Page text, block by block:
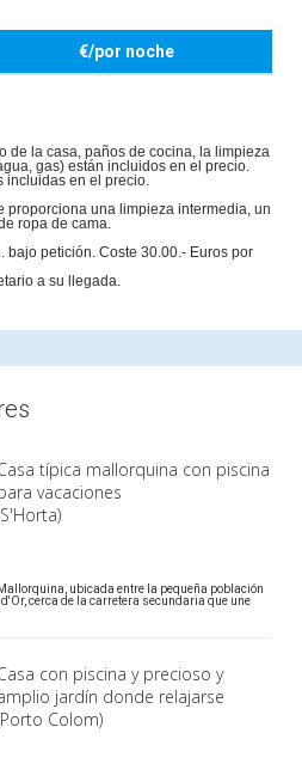
€/por noche
de la casa, paños de cocina, la limpieza
gas) están incluidos en el precio.
incluidas en el precio.
proporciona una limpieza intermedia, un
ropa de cama.
petición. Coste 30.00.- Euros por
a su llegada.
típica mallorquina con piscina
vacaciones
ubicada entre la pequeña población
cerca de la carretera secundaria que une
con piscina y precioso y
jardín donde relajarse
Colom)